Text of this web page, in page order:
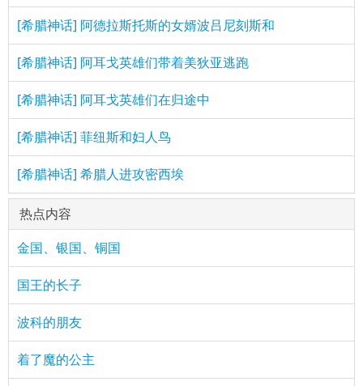
[希腊神话] 阿德拉斯托斯的女婿波吕尼刻斯和
[希腊神话] 阿耳戈英雄们带着美狄亚逃跑
[希腊神话] 阿耳戈英雄们在归途中
[希腊神话] 菲纽斯和妇人鸟
[希腊神话] 希腊人进攻密西埃
热点内容
金国、银国、铜国
国王的长子
波科的朋友
着了魔的公主